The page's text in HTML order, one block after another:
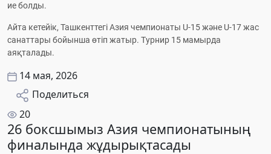
ие болды.
Айта кетейік, Ташкенттегі Азия чемпионаты U-15 және U-17 жас
санаттары бойынша өтіп жатыр. Турнир 15 мамырда
аяқталады.
14 мая, 2026
Поделиться
20
26 боксшымыз Азия чемпионатының
финалында жұдырықтасады